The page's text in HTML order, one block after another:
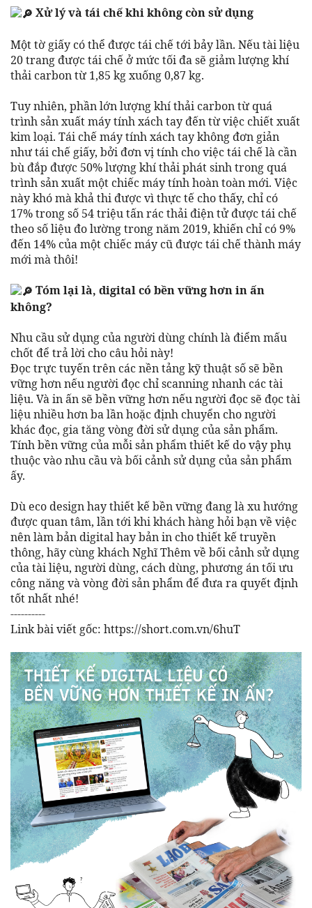
Xử lý và tái chế khi không còn sử dụng
Một tờ giấy có thể được tái chế tới bảy lần. Nếu tài liệu
20 trang được tái chế ở mức tối đa sẽ giảm lượng khí
thải carbon từ 1,85 kg xuống 0,87 kg.
Tuy nhiên, phần lớn lượng khí thải carbon từ quá
trình sản xuất máy tính xách tay đến từ việc chiết xuất
kim loại. Tái chế máy tính xách tay không đơn giản
như tái chế giấy, bởi đơn vị tính cho việc tái chế là cần
bù đắp được 50% lượng khí thải phát sinh trong quá
trình sản xuất một chiếc máy tính hoàn toàn mới. Việc
này khó mà khả thi được vì thực tế cho thấy, chỉ có
17% trong số 54 triệu tấn rác thải điện tử được tái chế
theo số liệu đo lường trong năm 2019, khiến chỉ có 9%
đến 14% của một chiếc máy cũ được tái chế thành máy
mới mà thôi!
Tóm lại là, digital có bền vững hơn in ấn
không?
Nhu cầu sử dụng của người dùng chính là điểm mấu
chốt để trả lời cho câu hỏi này!
Đọc trực tuyến trên các nền tảng kỹ thuật số sẽ bền
vững hơn nếu người đọc chỉ scanning nhanh các tài
liệu. Và in ấn sẽ bền vững hơn nếu người đọc sẽ đọc tài
liệu nhiều hơn ba lần hoặc định chuyển cho người
khác đọc, gia tăng vòng đời sử dụng của sản phẩm.
Tính bền vững của mỗi sản phẩm thiết kế do vậy phụ
thuộc vào nhu cầu và bối cảnh sử dụng của sản phẩm
ấy.
Dù eco design hay thiết kế bền vững đang là xu hướng
được quan tâm, lần tới khi khách hàng hỏi bạn về việc
nên làm bản digital hay bản in cho thiết kế truyền
thông, hãy cùng khách Nghĩ Thêm về bối cảnh sử dụng
của tài liệu, người dùng, cách dùng, phương án tối ưu
công năng và vòng đời sản phẩm để đưa ra quyết định
tốt nhất nhé!
----------
Link bài viết gốc: https://short.com.vn/6huT